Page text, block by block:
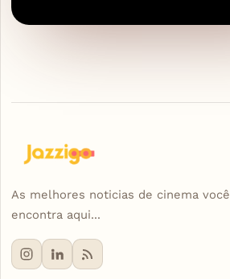
As melhores noticias de cinema você
encontra aqui...